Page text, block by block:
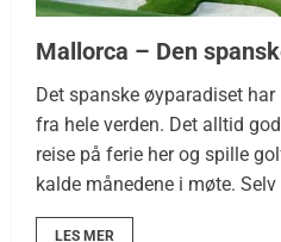
Mallorca – Den
Det spanske øyparadiset
fra hele verden. Det alltid
reise på ferie her og spille
kalde månedene i møte.
LES MER